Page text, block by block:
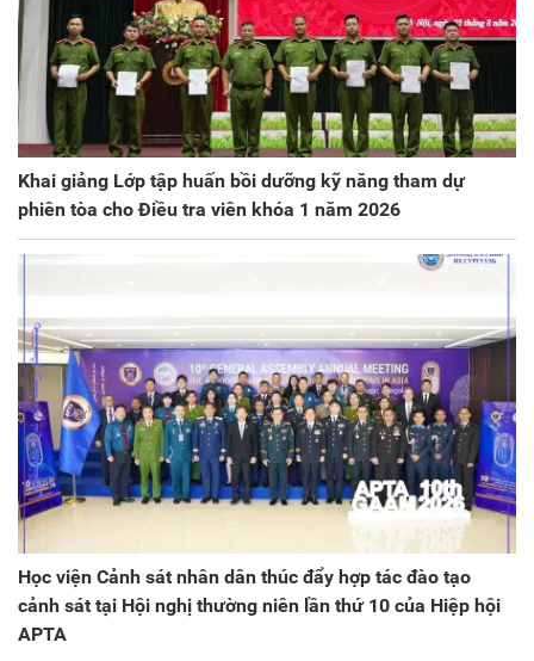
Khai giảng Lớp tập huấn bồi dưỡng kỹ năng tham dự
phiên tòa cho Điều tra viên khóa 1 năm 2026
Học viện Cảnh sát nhân dân thúc đẩy hợp tác đào tạo
cảnh sát tại Hội nghị thường niên lần thứ 10 của Hiệp hội
APTA